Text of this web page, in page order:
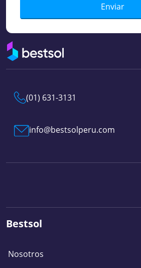
Enviar
(01) 631-3131
info@bestsolperu.com
Bestsol
Nosotros